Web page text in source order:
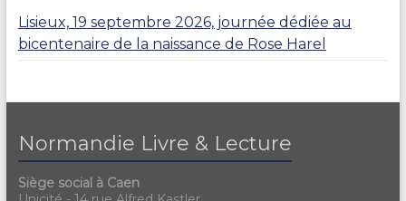
Lisieux, 19 septembre 2026, journée dédiée au
bicentenaire de la naissance de Rose Harel
Normandie Livre & Lecture
Siège social à Caen